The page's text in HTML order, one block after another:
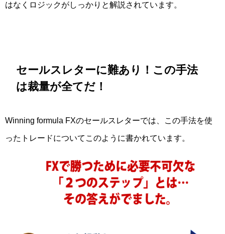
はなくロジックがしっかりと解説されています。
セールスレターに難あり！この手法
は裁量が全てだ！
Winning formula FXのセールスレターでは、この手法を使
ったトレードについてこのように書かれています。